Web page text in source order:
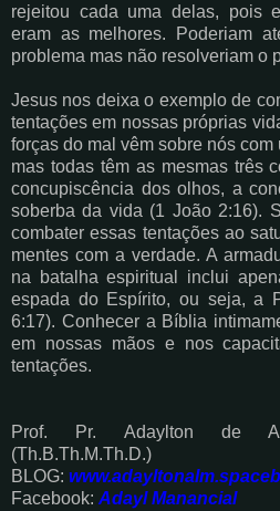
rejeitou cada uma delas, pois
eram as melhores. Poderiam
problema mas não resolveriam o
Jesus nos deixa o exemplo de
tentações em nossas próprias
forças do mal vêm sobre nós
mas todas têm as mesmas três
concupiscência dos olhos, a
soberba da vida (1 João 2:16).
combater essas tentações ao
mentes com a verdade. A
na batalha espiritual inclui
espada do Espírito, ou seja, a
6:17). Conhecer a Bíblia
em nossas mãos e nos
tentações.
Prof. Pr. Adaylton de
(Th.B.Th.M.Th.D.)
BLOG:
Facebook: Adayl Manancial